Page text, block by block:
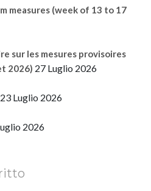
measures (week of 13 to 17
sur les mesures provisoires
2026) 27 Luglio 2026
23 Luglio 2026
2026